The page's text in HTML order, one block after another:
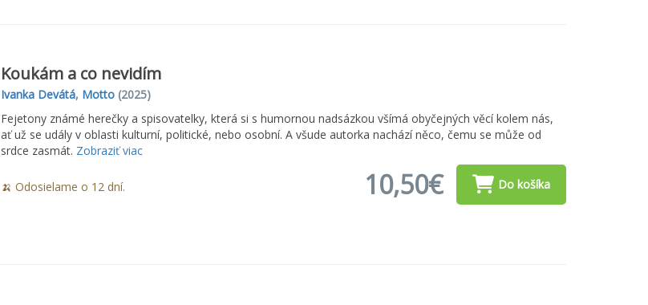
Koukám a co nevidím
Ivanka Devátá, Motto(2025)
Fejetony známé herečky a spisovatelky, která si s humornou nadsázkou všímá obyčejných věcí kolem nás,
ať už se udály v oblasti kulturní, politické, nebo osobní. A všude autorka nachází něco, čemu se může od
srdce zasmát. Zobraziť viac
🍌 Odosielame o 12 dní. 10,50€ Do košíka